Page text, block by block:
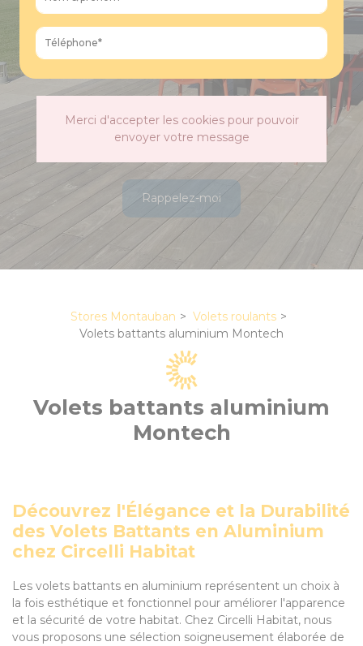
Merci d'accepter les cookies pour pouvoir
envoyer votre message
Rappelez-moi
Stores Montauban
Volets roulants
Volets battants aluminium Montech
Volets battants aluminium
Montech
Découvrez l'Élégance et la Durabilité
des Volets Battants en Aluminium
chez Circelli Habitat
Les volets battants en aluminium représentent un choix à
la fois esthétique et fonctionnel pour améliorer l'apparence
et la sécurité de votre habitat. Chez Circelli Habitat, nous
vous proposons une sélection soigneusement élaborée de